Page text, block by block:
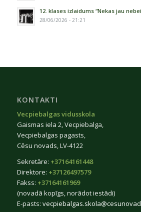
12. klases izlaidums “Nekas jau
28/06/2026 - 21:21
KONTAKTI
Vecpiebalgas vidusskola
Gaismas iela 2, Vecpiebalga,
Vecpiebalgas pagasts,
Cēsu novads, LV-4122
Sekretāre: +37164161448
Direktore: +37126497579
Fakss: +37164161969
(novadā kopīgs, norādot iestādi)
E-pasts: